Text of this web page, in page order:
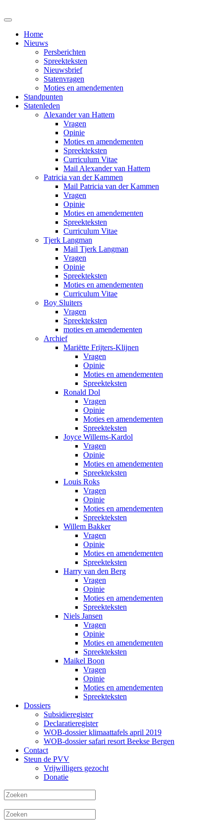
Home
Nieuws
Persberichten
Spreekteksten
Nieuwsbrief
Statenvragen
Moties en amendementen
Standpunten
Statenleden
Alexander van Hattem
Vragen
Opinie
Moties en amendementen
Spreekteksten
Curriculum Vitae
Mail Alexander van Hattem
Patricia van der Kammen
Mail Patricia van der Kammen
Vragen
Opinie
Moties en amendementen
Spreekteksten
Curriculum Vitae
Tjerk Langman
Mail Tjerk Langman
Vragen
Opinie
Spreekteksten
Moties en amendementen
Curriculum Vitae
Boy Sluiters
Vragen
Spreekteksten
moties en amendementen
Archief
Mariëtte Frijters-Klijnen
Vragen
Opinie
Moties en amendementen
Spreekteksten
Ronald Dol
Vragen
Opinie
Moties en amendementen
Spreekteksten
Joyce Willems-Kardol
Vragen
Opinie
Moties en amendementen
Spreekteksten
Louis Roks
Vragen
Opinie
Moties en amendementen
Spreekteksten
Willem Bakker
Vragen
Opinie
Moties en amendementen
Spreekteksten
Harry van den Berg
Vragen
Opinie
Moties en amendementen
Spreekteksten
Niels Jansen
Vragen
Opinie
Moties en amendementen
Spreekteksten
Maikel Boon
Vragen
Opinie
Moties en amendementen
Spreekteksten
Dossiers
Subsidieregister
Declaratieregister
WOB-dossier klimaattafels april 2019
WOB-dossier safari resort Beekse Bergen
Contact
Steun de PVV
Vrijwilligers gezocht
Donatie